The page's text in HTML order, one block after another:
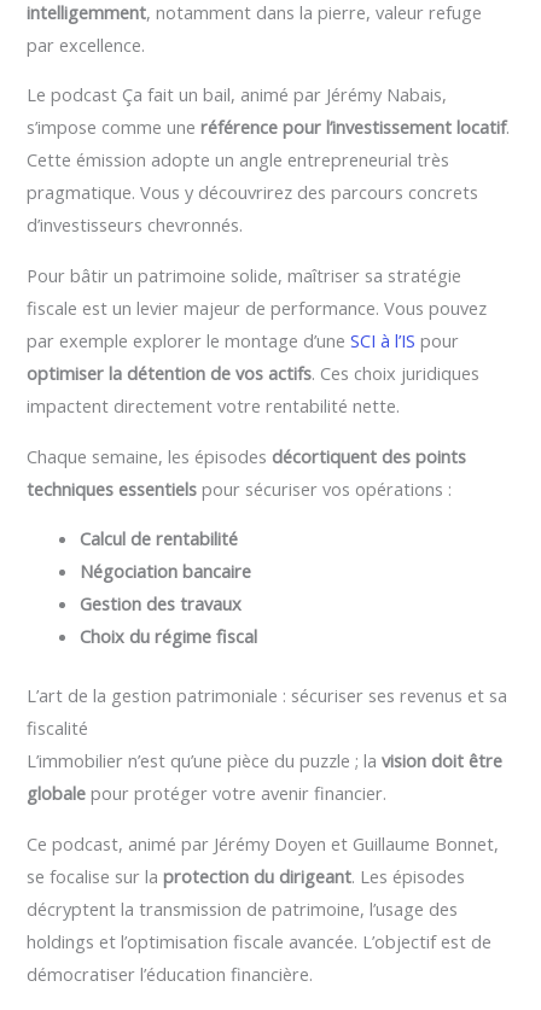
intelligemment, notamment dans la pierre, valeur refuge
par excellence.
Le podcast Ça fait un bail, animé par Jérémy Nabais,
s’impose comme uneréférence pour l’investissement locatif.
Cette émission adopte un angle entrepreneurial très
pragmatique. Vous y découvrirez des parcours concrets
d’investisseurs chevronnés.
Pour bâtir un patrimoine solide, maîtriser sa stratégie
fiscale est un levier majeur de performance. Vous pouvez
par exemple explorer le montage d’uneSCI à l’IS pour
optimiser la détention de vos actifs. Ces choix juridiques
impactent directement votre rentabilité nette.
Chaque semaine, les épisodes décortiquent des points
techniques essentiels pour sécuriser vos opérations :
Calcul de rentabilité
Négociation bancaire
Gestion des travaux
Choix du régime fiscal
L’art de la gestion patrimoniale : sécuriser ses revenus et sa
fiscalité
L’immobilier n’est qu’une pièce du puzzle ; lavision doit être
globale pour protéger votre avenir financier.
Ce podcast, animé par Jérémy Doyen et Guillaume Bonnet,
se focalise sur laprotection du dirigeant. Les épisodes
décryptent la transmission de patrimoine, l’usage des
holdings et l’optimisation fiscale avancée. L’objectif est de
démocratiser l’éducation financière.